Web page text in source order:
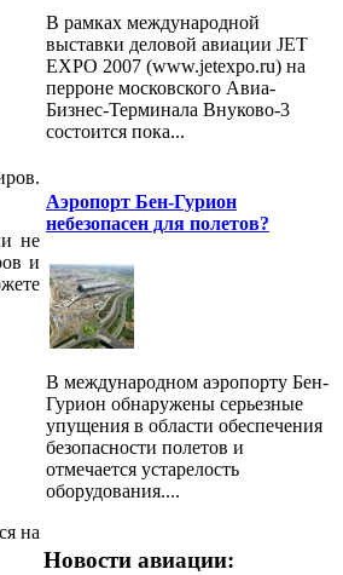
не
и
на
В рамках международной
выставки деловой авиации JET
EXPO 2007 (www.jetexpo.ru) на
перроне московского Авиа-
Бизнес-Терминала Внуково-3
состоится пока...
Аэропорт Бен-Гурион
небезопасен для полетов?
В международном аэропорту Бен-
Гурион обнаружены серьезные
упущения в области обеспечения
безопасности полетов и
отмечается устарелость
оборудования....
Новости авиации: